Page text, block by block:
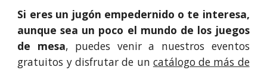
Si eres un jugón empedernido o te interesa,
aunque sea un poco el mundo de los juegos
de mesa, puedes venir a nuestros eventos
gratuitos y disfrutar de un catálogo de más de